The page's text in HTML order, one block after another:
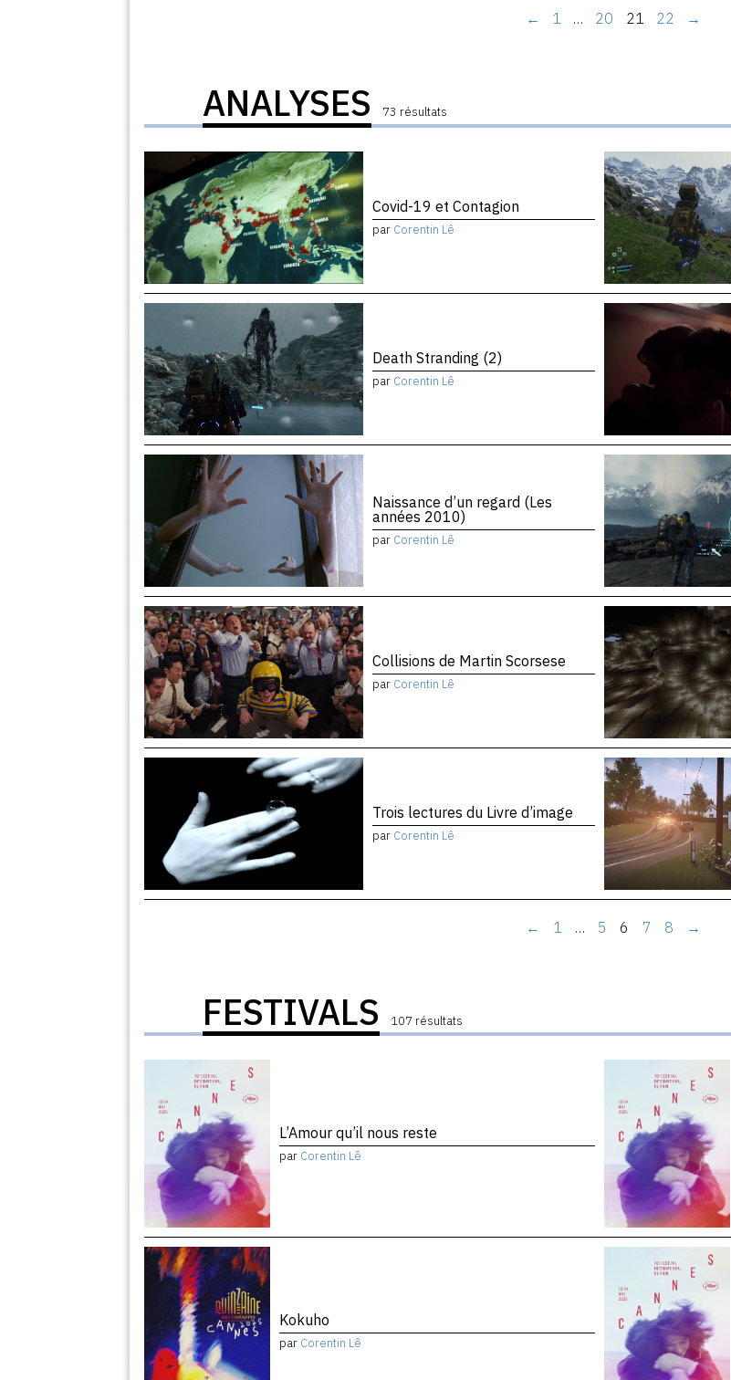
← 1 … 20 21 22 →
ANALYSES 73 résultats
Covid-19 et Contagion
par Corentin Lê
Death Stranding (2)
par Corentin Lê
Naissance d’un regard (Les
années 2010)
par Corentin Lê
Collisions de Martin Scorsese
par Corentin Lê
Trois lectures du Livre d’image
par Corentin Lê
← 1 … 5 6 7 8 →
FESTIVALS 107 résultats
L’Amour qu’il nous reste
par Corentin Lê
Kokuho
par Corentin Lê